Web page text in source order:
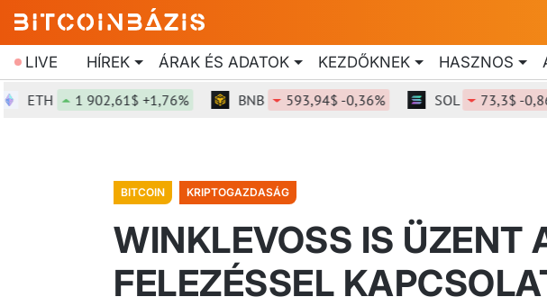
LIVE HÍREK ÁRAK ÉS ADATOK KEZDŐKNEK HASZNOS
1 902,61$ +1,76% BNB 593,94$ -0,36% SOL 73,3$ -0,86%
BITCOIN KRIPTOGAZDASÁG
WINKLEVOSS IS ÜZENT
FELEZÉSSEL